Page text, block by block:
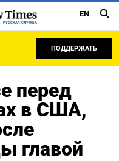
РУССКАЯ СЛУЖБА
EN
ПОДДЕРЖАТЬ
перед
в США,
главой